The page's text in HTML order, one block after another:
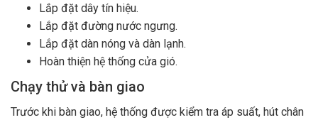
Lắp đặt dây tín hiệu.
Lắp đặt đường nước ngưng.
Lắp đặt dàn nóng và dàn lạnh.
Hoàn thiện hệ thống cửa gió.
Chạy thử và bàn giao
Trước khi bàn giao, hệ thống được kiểm tra áp suất, hút chân